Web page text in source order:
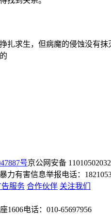
扎求生，但病魔的侵蚀没有
号京公网安备
力有害信息举报电话：
告服务 合作伙伴 关注我们
1606电话：010-65697956